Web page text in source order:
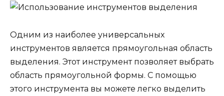
Одним из наиболее универсальных
инструментов является прямоугольная область
выделения. Этот инструмент позволяет выбрать
область прямоугольной формы. С помощью
этого инструмента вы можете легко выделить